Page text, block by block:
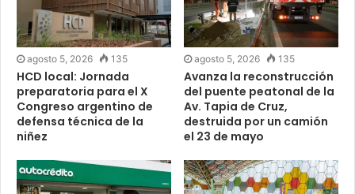
agosto 5, 2026 135
HCD local: Jornada
preparatoria para el X
Congreso argentino de
defensa técnica de la
niñez
agosto 5, 2026 135
Avanza la reconstrucción
del puente peatonal de la
Av. Tapia de Cruz,
destruida por un camión
el 23 de mayo